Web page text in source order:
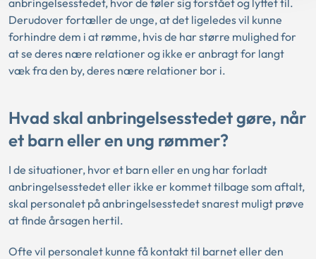
anbringelsesstedet, hvor de føler sig forstået og lyttet til.
Derudover fortæller de unge, at det ligeledes vil kunne
forhindre dem i at rømme, hvis de har større mulighed for
at se deres nære relationer og ikke er anbragt for langt
væk fra den by, deres nære relationer bor i.
Hvad skal anbringelsesstedet gøre, når
et barn eller en ung rømmer?
I de situationer, hvor et barn eller en ung har forladt
anbringelsesstedet eller ikke er kommet tilbage som aftalt,
skal personalet på anbringelsesstedet snarest muligt prøve
at finde årsagen hertil.
Ofte vil personalet kunne få kontakt til barnet eller den